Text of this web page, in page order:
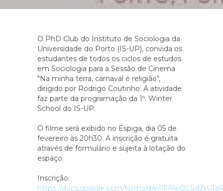
O PhD Club do Instituto de Sociologia da
Universidade do Porto (IS-UP), convida os
estudantes de todos os ciclos de estudos
em Sociologia para a Sessão de Cinema
"Na minha terra, carnaval é religião",
dirigido por Rodrigo Coutinho. A atividade
faz parte da programação da 1º. Winter
School do IS-UP.
O filme será exibido no Espiga, dia 05 de
fevereiro às 20h30. A inscrição é gratuita
através de formulário e sujeita à lotação do
espaço.
Inscrição:
https://docs.google.com/forms/d/e/